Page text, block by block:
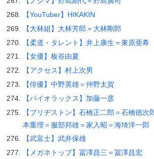
【YouTuber】HIKAKIN
【大林組】大林芳郎＝大林剛郎
【柔道・タレント】井上康生＝東原亜希
【女優】板谷由夏
【アクセス】村上次男
【俳優】中野英雄＝仲野太賀
【パイオラックス】加藤一彦
【ブリヂストン】石橋正二郎＝石橋徳次
本重理＝服部邦雄＝家入昭＝海埼洋一郎
【武富士】武井保雄
【メガネトップ】冨澤昌三＝冨澤昌宏